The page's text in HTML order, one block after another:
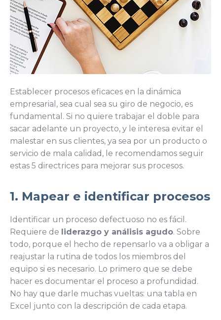
Establecer procesos eficaces en la dinámica
empresarial, sea cual sea su giro de negocio, es
fundamental. Si no quiere trabajar el doble para
sacar adelante un proyecto, y le interesa evitar el
malestar en sus clientes, ya sea por un producto o
servicio de mala calidad, le recomendamos seguir
estas 5 directrices para mejorar sus procesos.
1. Mapear e identificar procesos
Identificar un proceso defectuoso no es fácil.
Requiere de liderazgo y análisis agudo. Sobre
todo, porque el hecho de repensarlo va a obligar a
reajustar la rutina de todos los miembros del
equipo si es necesario. Lo primero que se debe
hacer es documentar el proceso a profundidad.
No hay que darle muchas vueltas: una tabla en
Excel junto con la descripción de cada etapa.